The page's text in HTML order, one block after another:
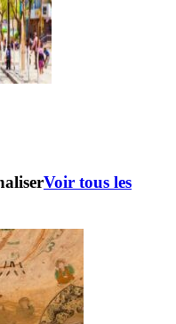
Voir tous les